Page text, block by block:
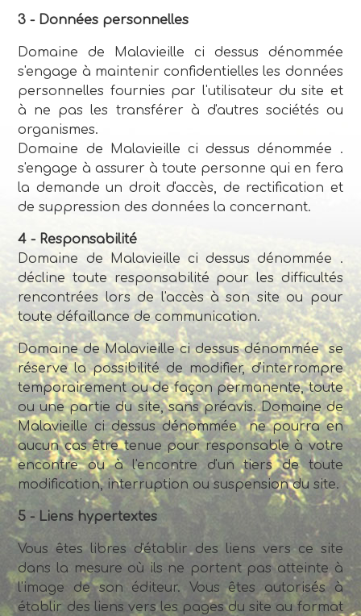
3 - Données personnelles
Domaine de Malavieille ci dessus dénommée
s'engage à maintenir confidentielles les données
personnelles fournies par l'utilisateur du site et
à ne pas les transférer à d'autres sociétés ou
organismes.
Domaine de Malavieille ci dessus dénommée .
s'engage à assurer à toute personne qui en fera
la demande un droit d'accès, de rectification et
de suppression des données la concernant.
4 - Responsabilité
Domaine de Malavieille ci dessus dénommée .
décline toute responsabilité pour les difficultés
rencontrées lors de l'accès à son site ou pour
toute défaillance de communication.
Domaine de Malavieille ci dessus dénommée se
réserve la possibilité de modifier, d'interrompre
temporairement ou de façon permanente, toute
ou une partie du site, sans préavis. Domaine de
Malavieille ci dessus dénommée ne pourra en
aucun cas être tenue pour responsable à votre
encontre ou à l'encontre d'un tiers de toute
modification, interruption ou suspension du site.
5 - Liens hypertextes
Vous êtes libres d'établir des liens vers ce site
dans la mesure où ils ne portent pas atteinte à
l'image de son éditeur. Vous êtes autorisés à
établir des liens vers les pages du site au format